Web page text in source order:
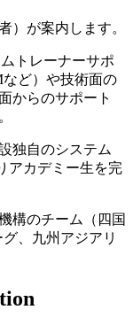
）が案内します。
トレーナーサポ
ど）や技術面の
からのサポート
独自のシステム
アカデミー生を完
構のチーム（四国
、九州アジアリ